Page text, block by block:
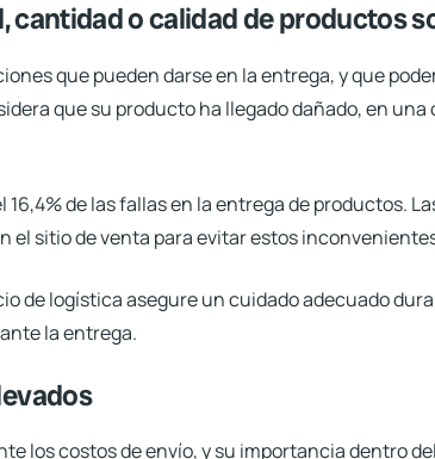
cantidad o calidad de productos
que pueden darse en la entrega, y que
que su producto ha llegado dañado, en
16,4% de las fallas en la entrega de productos.
el sitio de venta para evitar estos
de logística asegure un cuidado adecuado
la entrega.
los costos de envío, y su importancia dentro